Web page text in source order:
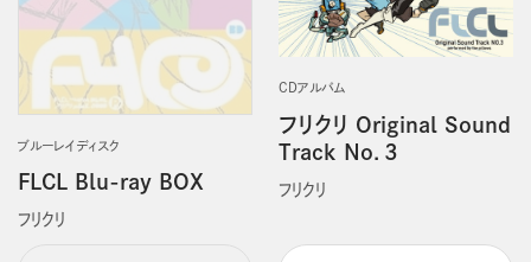
ブルーレイディスク
FLCL Blu-ray BOX
フリクリ
CDアルバム
フリクリ Original Sound
Track No．3
フリクリ